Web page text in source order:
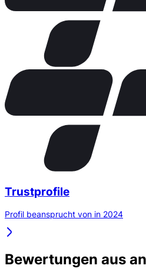
Trustprofile
Profil beansprucht von in 2024
Bewertungen aus